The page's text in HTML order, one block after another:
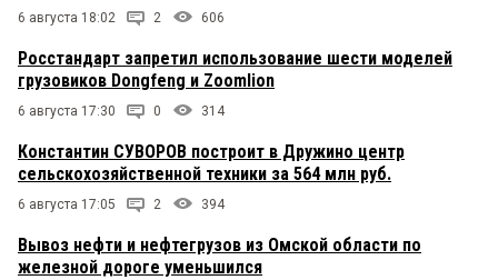
6 августа 18:02 2 606
Росстандарт запретил использование шести моделей
грузовиков Dongfeng и Zoomlion
6 августа 17:30 0 314
Константин СУВОРОВ построит в Дружино центр
сельскохозяйственной техники за 564 млн руб.
6 августа 17:05 2 394
Вывоз нефти и нефтегрузов из Омской области по
железной дороге уменьшился